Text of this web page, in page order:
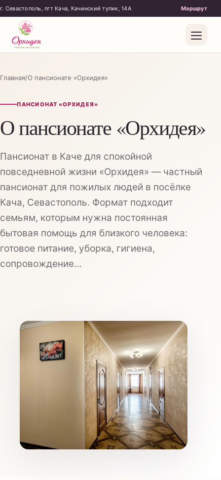
г. Севастополь, пгт Кача, Качинский тупик, 14А
Бытовой уход
Поддержка
Назначения врача
Главная/О пансионате «Орхидея»
ПАНСИОНАТ «ОРХИДЕЯ»
О пансионате «Орхидея»
Пансионат в Каче для спокойной
повседневной жизни «Орхидея» — частный
пансионат для пожилых людей в посёлке
Кача, Севастополь. Формат подходит
семьям, которым нужна постоянная
бытовая помощь для близкого человека:
готовое питание, уборка, гигиена,
сопровождение…